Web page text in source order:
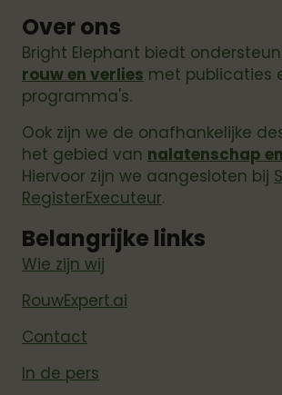
Over ons
Bright Elephant biedt
rouw en verlies met publicaties
programma's.
Ook zijn we de onafhankelijke
het gebied van nalatenschap
Hiervoor zijn we aangesloten bij
RegisterExecuteur.
Belangrijke links
Wie zijn wij
RouwExpert.ai
Contact
In de pers